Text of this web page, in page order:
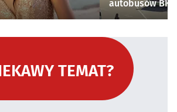
autobusów
TEMAT?